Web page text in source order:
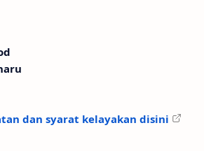
dan syarat kelayakan disini